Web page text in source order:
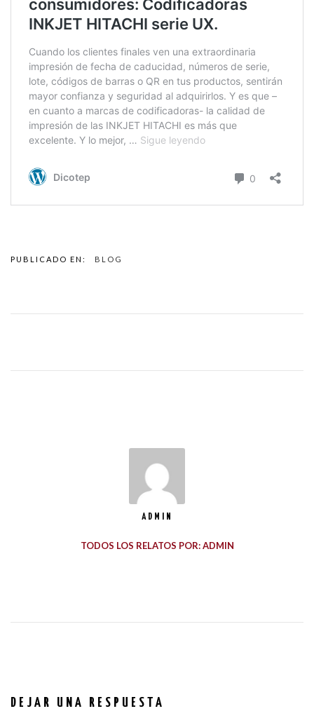
PUBLICADO EN: BLOG
ADMIN
TODOS LOS RELATOS POR: ADMIN
DEJAR UNA RESPUESTA